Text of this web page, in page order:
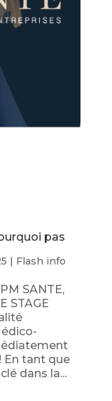
pas
| Flash info
SANTE,
STAGE
En tant que
dans la...